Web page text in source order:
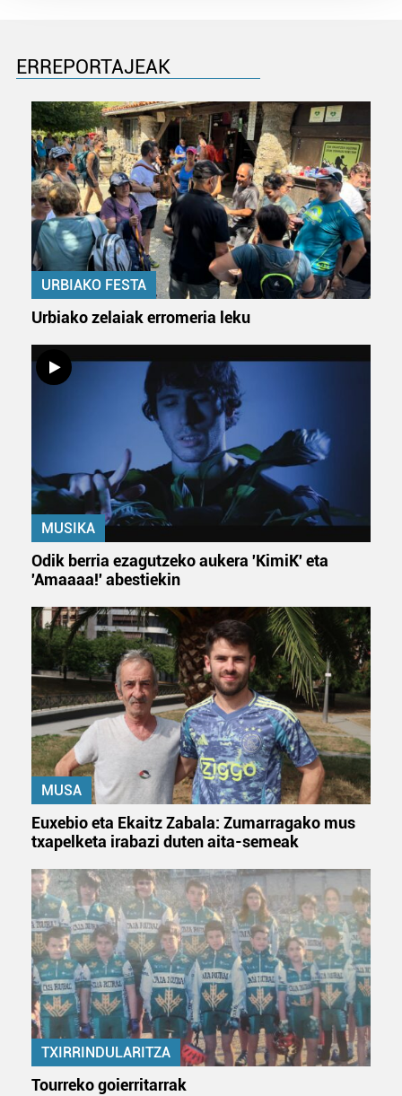
pertsonalizatuak eskaintzeko, iragarkiak eta edukia
produktuak garatzeko. Zure datuak nork eta zertarako
erabiltzen dituen hauta dezakezu.
Bazkide batzuek ez dizute baimenik eskatzen, eta beren
interes komertzial legitimoetan babesten dira. Ikusi gure
bazkideen zerrenda, beren ustez zein helburutarako
duten interes legitimoa eta horren aurka nola egin
dezakezun ikusteko.
Lortu zure datu pertsonalak prozesatzeko moduari
zure baimena Cookieen adierazpenean.
Webgune honek cookie propioak eta hirugarrenen cookie-
fitxategiak erabiltzen ditu. Zure esperientzia eta
zerbitzuak hobetzeko asmoz, cookie teknologiaz
baliatzen gara. Ohar hau onartuz gero, teknologia hori
erabiltzeko baimen esplizitua ematen diguzu.Gehiago
irakurri
ERREPORTAJEAK
URBIAKO FESTA
Urbiako zelaiak erromeria leku
MUSIKA
Odik berria ezagutzeko aukera 'KimiK' eta
'Amaaaa!' abestiekin
MUSA
Euxebio eta Ekaitz Zabala: Zumarragako mus
txapelketa irabazi duten aita-semeak
TXIRRINDULARITZA
Tourreko goierritarrak